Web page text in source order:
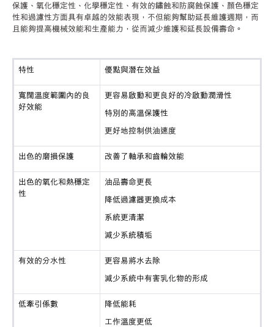
保護、氧化穩定性、化學穩定性、有效的鏽蝕和防腐蝕保護、顏色穩定
性和過濾性方面具有卓越的效能表現，不但能夠幫助延長維護週期，而
且能夠提高機械效能和生產能力，從而減少維護和延長設備壽命。
特性 優點與潛在效益
寬闊溫度範圍內的良
好效能
更容易啟動和更良好的冷啟動潤滑性
特別的高溫保護性
更好地控制供油速度
出色的磨損保護 改善了軸承和齒輪效能
出色的氧化和熱穩定
性
油品壽命更長
降低過濾器更換成本
系統更清潔
減少系統積垢
有效的分水性
更容易將水去除
減少系統中有害乳化物的形成
低牽引係數
降低能耗
工作溫度更低